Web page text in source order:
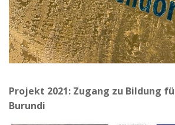
Projekt 2021: Zugang zu Bildung
Burundi